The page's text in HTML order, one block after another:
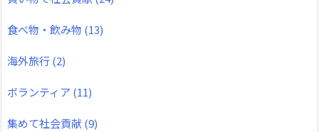
食べ物・飲み物 (13)
海外旅行(2)
ボランティア (11)
集めて社会貢献 (9)